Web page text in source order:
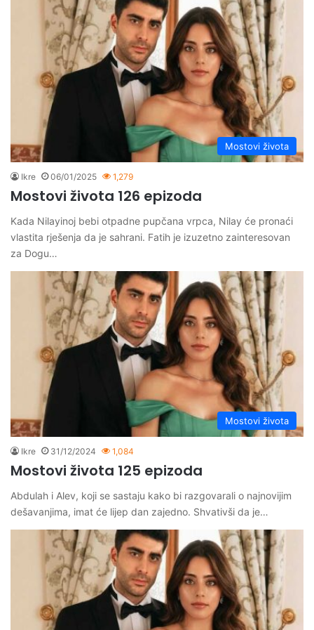
Mostovi života
Ikre 06/01/2025 1,279
Mostovi života 126 epizoda
Kada Nilayinoj bebi otpadne pupčana vrpca, Nilay će pronaći
vlastita rješenja da je sahrani. Fatih je izuzetno zainteresovan
za Dogu…
Mostovi života
Ikre 31/12/2024 1,084
Mostovi života 125 epizoda
Abdulah i Alev, koji se sastaju kako bi razgovarali o najnovijim
dešavanjima, imat će lijep dan zajedno. Shvativši da je…